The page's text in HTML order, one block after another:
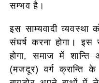
सम्भव है।
इस साम्यवादी व्यवस्था
संघर्ष करना होगा। इस
होगा, समाज में शान्ति
(मजदूर) वर्ग क्रान्ति के